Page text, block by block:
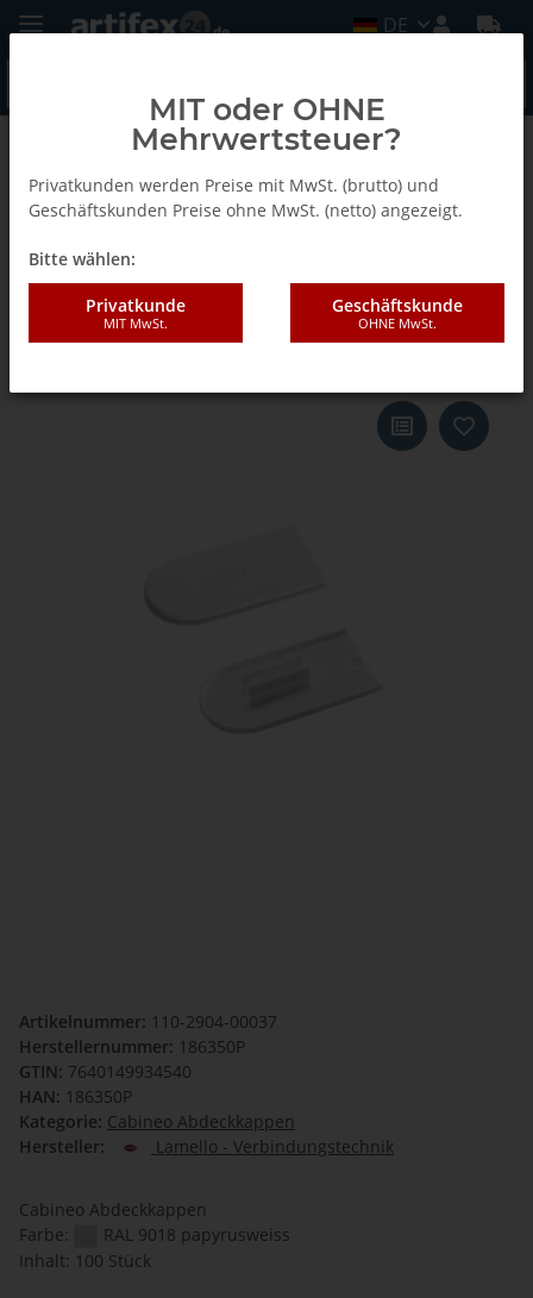
DE
Zurück zur Liste Cabineo Abdeckkappen
Lamello Cabineo Abdeckkappe,
100 Stück, RAL 9018
papyrusweiss
Artikelnummer: 110-2904-00037
Herstellernummer: 186350P
GTIN: 7640149934540
HAN: 186350P
Kategorie: Cabineo Abdeckkappen
Hersteller:
Lamello - Verbindungstechnik
Cabineo Abdeckkappen
Farbe:
RAL 9018 papyrusweiss
Inhalt: 100 Stück
MIT oder OHNE
Mehrwertsteuer?
Privatkunden werden Preise mit MwSt. (brutto) und
Geschäftskunden Preise ohne MwSt. (netto) angezeigt.
Bitte wählen:
Privatkunde
MIT MwSt.
Geschäftskunde
OHNE MwSt.